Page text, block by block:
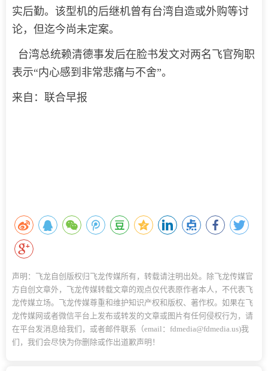
实后勤。该型机的后继机曾有台湾自造或外购等讨
论，但迄今尚未定案。
台湾总统赖清德事发后在脸书发文对两名飞官殉职
表示“内心感到非常悲痛与不舍”。
来自：联合早报
声明：飞龙自创版权归飞龙传媒所有，转载请注明出处。除飞龙传媒官
方自创文章外，飞龙传媒转载文章的观点仅代表原作者本人，不代表飞
龙传媒立场。飞龙传媒尊重和维护知识产权和版权、著作权。如果在飞
龙传媒网或者微信平台上发布或转发的文章或图片有任何侵权行为，请
在平台发消息给我们，或者邮件联系（email：fdmedia@fdmedia.us)我
们，我们会尽快为你删除或作出道歉声明！